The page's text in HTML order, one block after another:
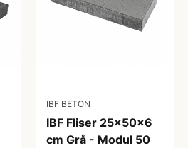
IBF BETON
IBF Fliser 25x50x6
cm Grå - Modul 50